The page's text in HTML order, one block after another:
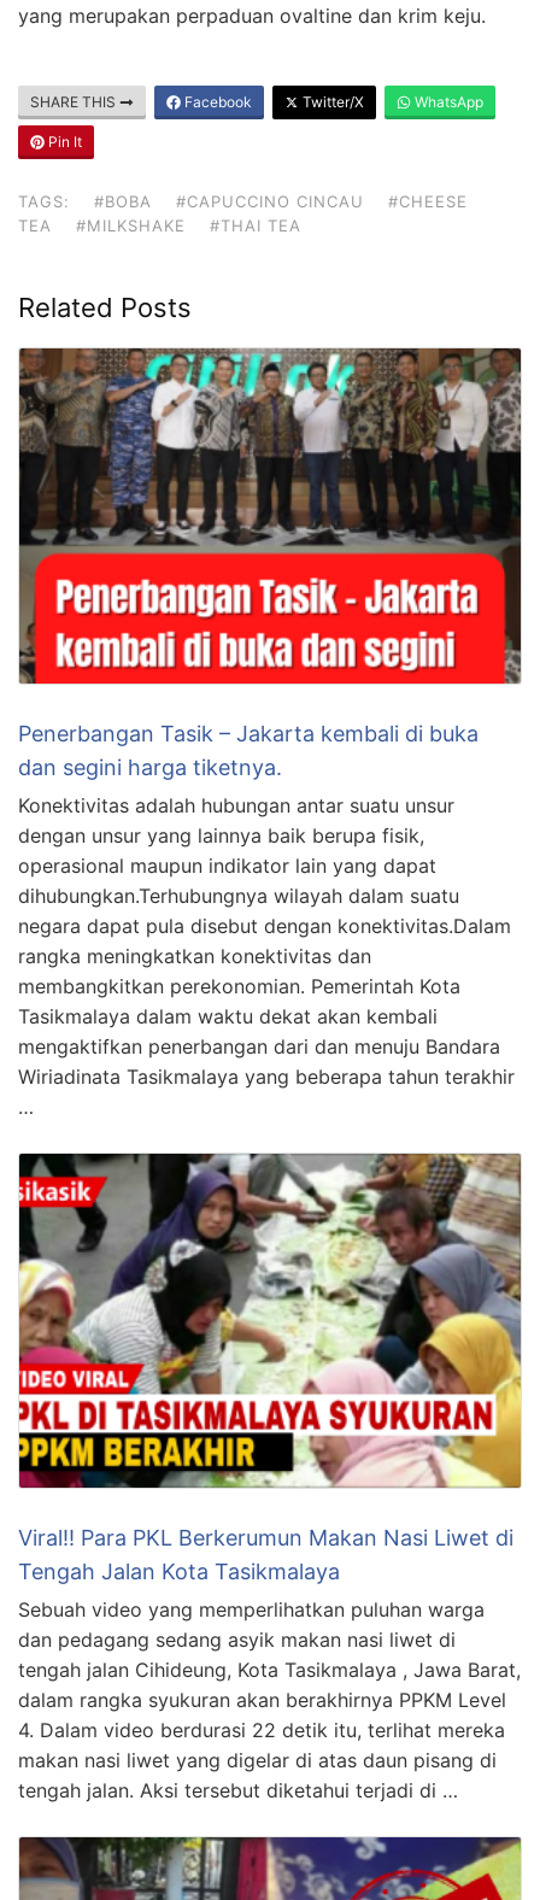
yang merupakan perpaduan ovaltine dan krim keju.
SHARE THIS Facebook Twitter/X WhatsApp
Pin It
TAGS: #BOBA #CAPUCCINO CINCAU
#CHEESE
TEA
#MILKSHAKE #THAI TEA
Related Posts
Penerbangan Tasik – Jakarta kembali di buka
dan segini harga tiketnya.
Konektivitas adalah hubungan antar suatu unsur
dengan unsur yang lainnya baik berupa fisik,
operasional maupun indikator lain yang dapat
dihubungkan.Terhubungnya wilayah dalam suatu
negara dapat pula disebut dengan konektivitas.Dalam
rangka meningkatkan konektivitas dan
membangkitkan perekonomian. Pemerintah Kota
Tasikmalaya dalam waktu dekat akan kembali
mengaktifkan penerbangan dari dan menuju Bandara
Wiriadinata Tasikmalaya yang beberapa tahun terakhir
…
Viral!! Para PKL Berkerumun Makan Nasi Liwet di
Tengah Jalan Kota Tasikmalaya
Sebuah video yang memperlihatkan puluhan warga
dan pedagang sedang asyik makan nasi liwet di
tengah jalan Cihideung, Kota Tasikmalaya , Jawa Barat,
dalam rangka syukuran akan berakhirnya PPKM Level
4. Dalam video berdurasi 22 detik itu, terlihat mereka
makan nasi liwet yang digelar di atas daun pisang di
tengah jalan. Aksi tersebut diketahui terjadi di …